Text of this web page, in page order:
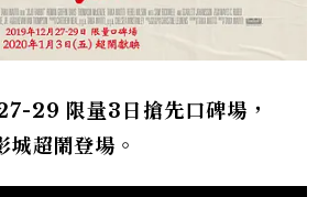
29 限量3日搶先口碑場，
超鬧登場。